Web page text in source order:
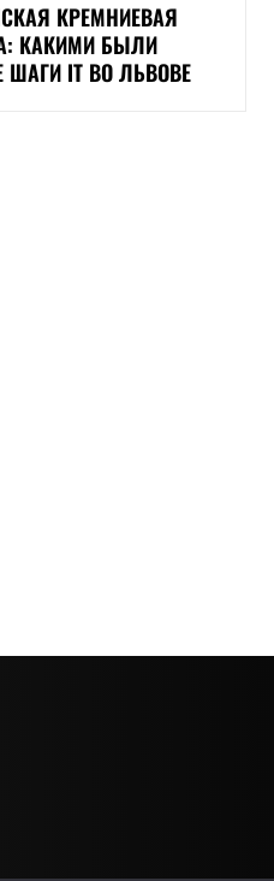
КРЕМНИЕВАЯ
КАКИМИ БЫЛИ
ШАГИ ІТ ВО ЛЬВОВЕ